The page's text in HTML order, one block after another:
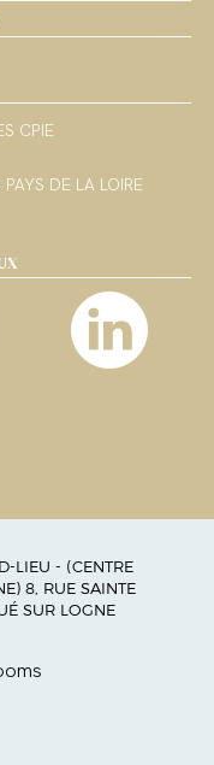
CPIE
DE LA LOIRE
LIEU - (CENTRE
8, RUE SAINTE
SUR LOGNE